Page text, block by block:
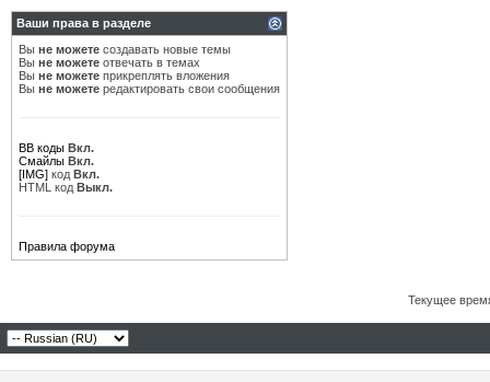
Ваши права в разделе
Вы не можете создавать новые темы
Вы не можете отвечать в темах
Вы не можете прикреплять вложения
Вы не можете редактировать свои сообщения
BB коды Вкл.
Смайлы Вкл.
[IMG] код Вкл.
HTML код Выкл.
Правила форума
Текущее